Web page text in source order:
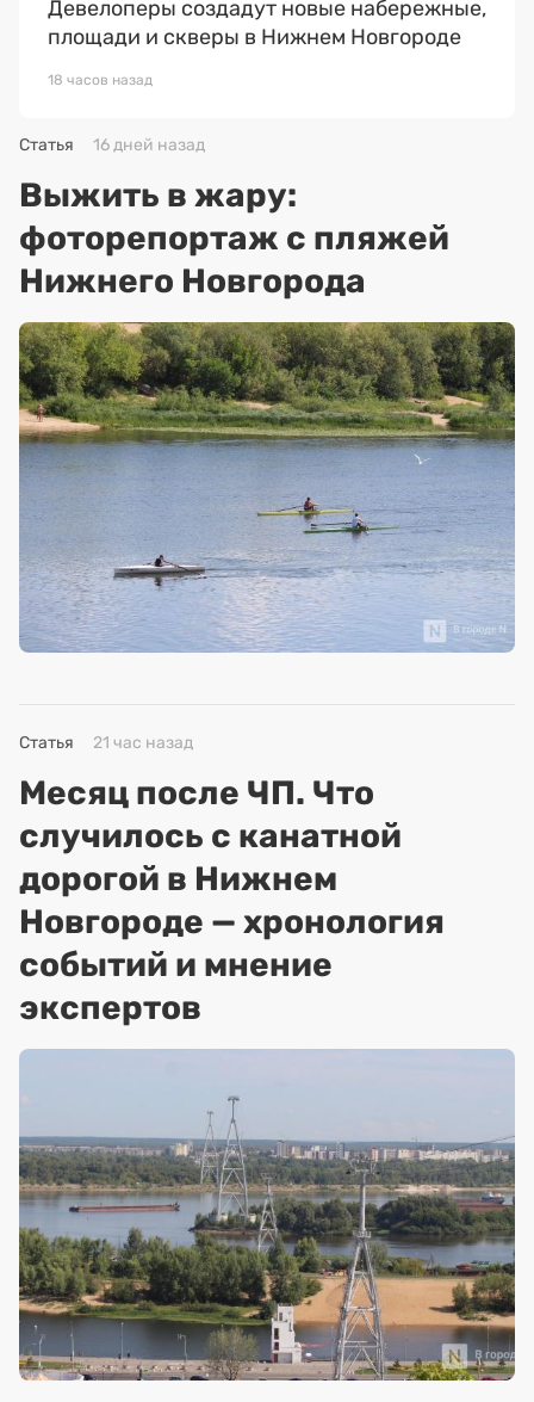
Девелоперы создадут новые набережные,
площади и скверы в Нижнем Новгороде
18 часов назад
Статья 16 дней назад
Выжить в жару:
фоторепортаж с пляжей
Нижнего Новгорода
Статья 21 час назад
Месяц после ЧП. Что
случилось с канатной
дорогой в Нижнем
Новгороде — хронология
событий и мнение
экспертов